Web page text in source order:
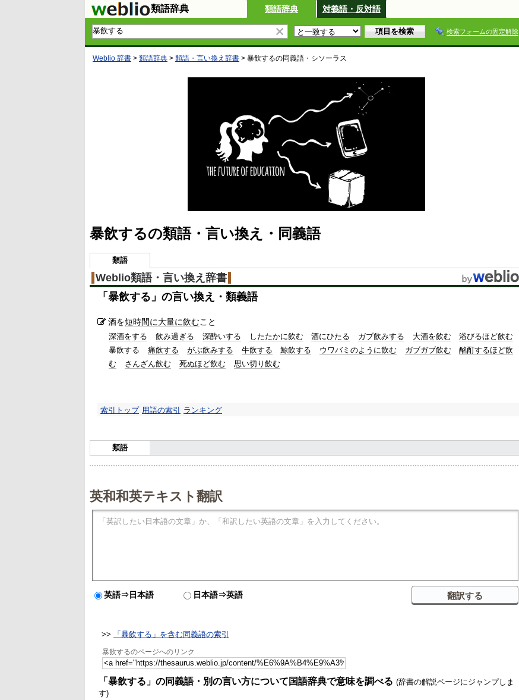
類語辞典 類語辞典 対義語・反対語
検索フォームの固定解除
Weblio 辞書 > 類語辞典 > 類語・言い換え辞書 > 暴飲するの同義語・シソーラス
暴飲するの類語・言い換え・同義語
類語
Weblio類語・言い換え辞書
「 暴飲する 」の言い換え・類義語
酒を短時間に大量に飲むこと
深酒をする 飲み過ぎる 深酔いする したたかに飲む 酒にひたる ガブ飲みする 大酒を飲む
浴びるほど飲む
暴飲する
痛飲する がぶ飲みする 牛飲する 鯨飲する ウワバミのように飲む ガブガブ飲む
酩酊するほど飲
む
さんざん飲む 死ぬほど飲む 思い切り飲む
索引トップ 用語の索引 ランキング
類語
英和和英テキスト翻訳
英語⇒日本語 日本語⇒英語
>> 「暴飲する」を含む同義語の索引
暴飲するのページへのリンク
「暴飲する」の同義語・別の言い方について国語辞典で意味を調べる (辞書の解説ページにジャンプしま
す)